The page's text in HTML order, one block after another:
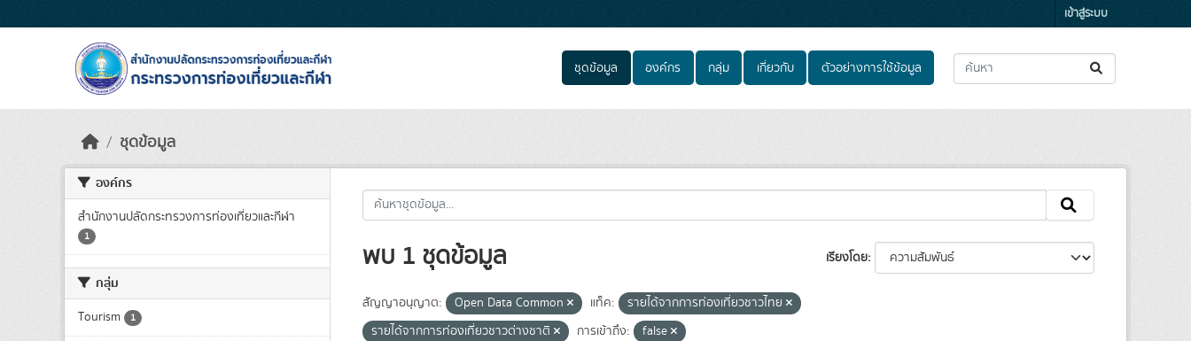
เข้าสู่ระบบ
ชุดข้อมูล องค์กร กลุ่ม เกี่ยวกับ ตัวอย่างการใช้ข้อมูล
ชุดข้อมูล
องค์กร
สำนักงานปลัดกระทรวงการท่องเที่ยวและกีฬา
1
กลุ่ม
Tourism 1
เรียงโดย
พบ 1 ชุดข้อมูล
สัญญาอนุญาต: Open Data Common แท็ค:
รายได้จากการท่องเที่ยวชาวไทย
รายได้จากการท่องเที่ยวชาวต่างชาติ
การเข้าถึง: false